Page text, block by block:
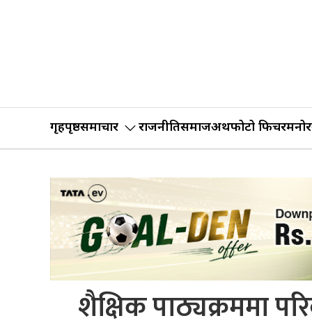
गृहपृष्ठसमाचार राजनीतिसमाजअर्थफोटो फिचर
शैक्षिक पाठ्यक्रममा